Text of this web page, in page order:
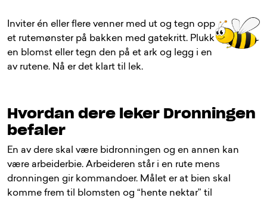
Inviter én eller flere venner med ut og tegn opp
et rutemønster på bakken med gatekritt. Plukk
en blomst eller tegn den på et ark og legg i en
av rutene. Nå er det klart til lek.
Hvordan dere leker Dronningen
befaler
En av dere skal være bidronningen og en annen kan
være arbeiderbie. Arbeideren står i en rute mens
dronningen gir kommandoer. Målet er at bien skal
komme frem til blomsten og “hente nektar” til